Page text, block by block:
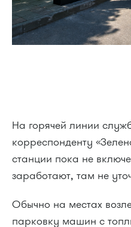
На горячей линии
корреспонденту
станции пока не
заработают, там не
Обычно на местах
парковку машин с